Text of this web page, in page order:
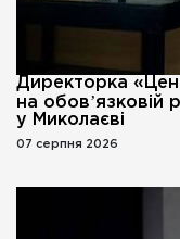
Директорка
на обовʼязковій
у Миколаєві
07 серпня 2026